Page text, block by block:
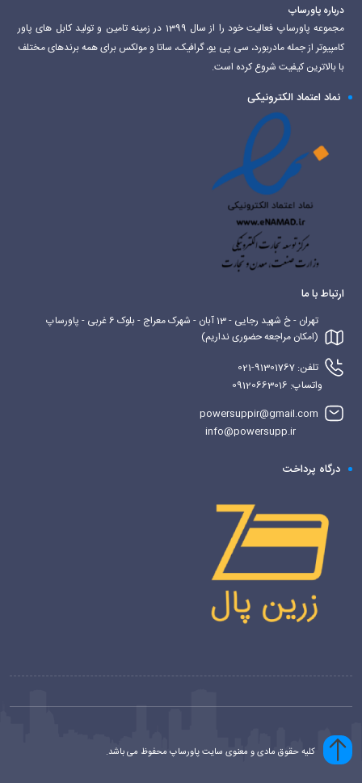
درباره پاورساپ
مجموعه پاورساپ فعالیت خود را از سال 1399 در زمینه تامین و تولید کابل های پاور
کامپیوتر از جمله مادربورد، سی پی یو، گرافیک، ساتا و مولکس برای همه برندهای مختلف
با بالاترین کیفیت شروع کرده است.
نماد اعتماد الکترونیکی
ارتباط با ما
تهران - خ شهید رجایی - 13 آبان - شهرک معراج - بلوک 6 غربی - پاورساپ
(امکان مراجعه حضوری نداریم)
تلفن: 91301767-021
واتساپ: 09120663016
powersuppir@gmail.com
info@powersupp.ir
درگاه پرداخت
کلیه حقوق مادی و معنوی سایت پاورساپ محفوظ می باشد.